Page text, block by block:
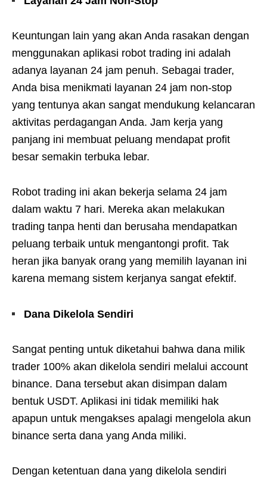
Keuntungan lain yang akan Anda rasakan dengan
menggunakan aplikasi robot trading ini adalah
adanya layanan 24 jam penuh. Sebagai trader,
Anda bisa menikmati layanan 24 jam non-stop
yang tentunya akan sangat mendukung kelancaran
aktivitas perdagangan Anda. Jam kerja yang
panjang ini membuat peluang mendapat profit
besar semakin terbuka lebar.
Robot trading ini akan bekerja selama 24 jam
dalam waktu 7 hari. Mereka akan melakukan
trading tanpa henti dan berusaha mendapatkan
peluang terbaik untuk mengantongi profit. Tak
heran jika banyak orang yang memilih layanan ini
karena memang sistem kerjanya sangat efektif.
Dana Dikelola Sendiri
Sangat penting untuk diketahui bahwa dana milik
trader 100% akan dikelola sendiri melalui account
binance. Dana tersebut akan disimpan dalam
bentuk USDT. Aplikasi ini tidak memiliki hak
apapun untuk mengakses apalagi mengelola akun
binance serta dana yang Anda miliki.
Dengan ketentuan dana yang dikelola sendiri